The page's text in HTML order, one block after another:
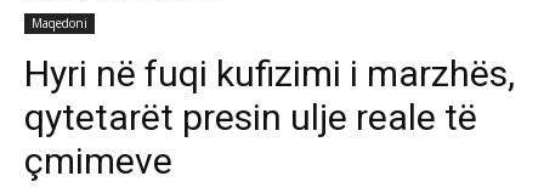
Maqedoni
Hyri në fuqi kufizimi i marzhës,
qytetarët presin ulje reale të
çmimeve